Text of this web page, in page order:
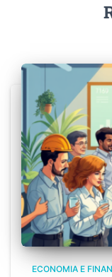
ECONOMIA E